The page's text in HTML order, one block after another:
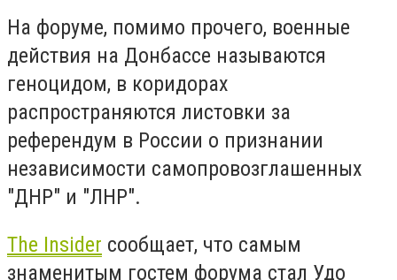
На форуме, помимо прочего, военные
действия на Донбассе называются
геноцидом, в коридорах
распространяются листовки за
референдум в России о признании
независимости самопровозглашенных
"ДНР" и "ЛНР".
The Insider сообщает, что самым
знаменитым гостем форума стал Удо